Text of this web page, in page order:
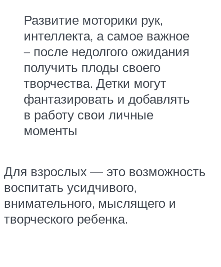
Развитие моторики рук,
интеллекта, а самое важное
– после недолгого ожидания
получить плоды своего
творчества. Детки могут
фантазировать и добавлять
в работу свои личные
моменты
Для взрослых — это возможность
воспитать усидчивого,
внимательного, мыслящего и
творческого ребенка.